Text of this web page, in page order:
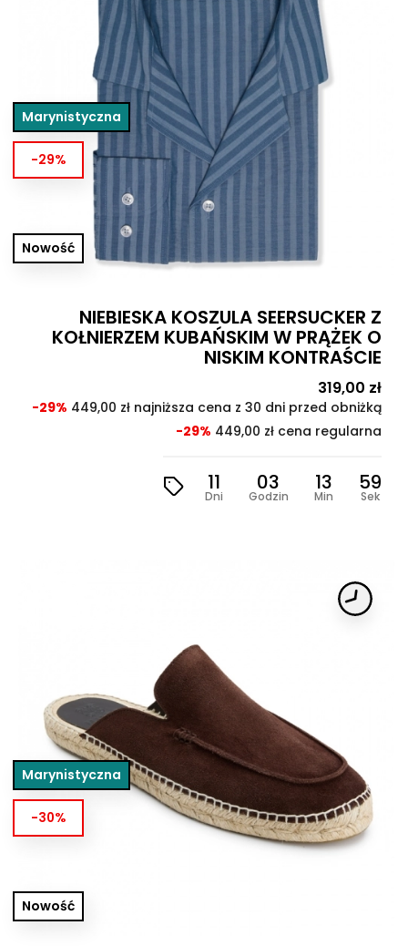
Marynistyczna
-29%
Nowość
NIEBIESKA KOSZULA SEERSUCKER Z
KOŁNIERZEM KUBAŃSKIM W PRĄŻEK O
NISKIM KONTRAŚCIE
Cena
319,00 zł
-29% 449,00 zł najniższa cena z 30 dni przed obniżką
-29% 449,00 zł cena regularna
11
Dni
03
Godzin
13
Min
57
Sek
Marynistyczna
-30%
Nowość